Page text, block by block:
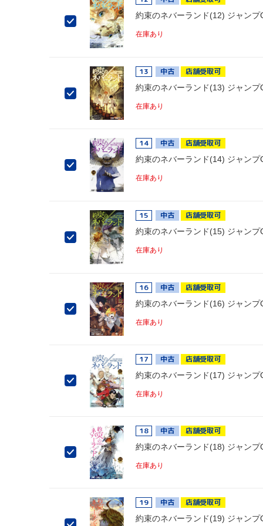
約束のネバーランド(12) ジャンプ
在庫あり
13 中古 店舗受取可
約束のネバーランド(13) ジャンプ
在庫あり
14 中古 店舗受取可
約束のネバーランド(14) ジャンプ
在庫あり
15 中古 店舗受取可
約束のネバーランド(15) ジャンプ
在庫あり
16 中古 店舗受取可
約束のネバーランド(16) ジャンプ
在庫あり
17 中古 店舗受取可
約束のネバーランド(17) ジャンプ
在庫あり
18 中古 店舗受取可
約束のネバーランド(18) ジャンプ
在庫あり
19 中古 店舗受取可
約束のネバーランド(19) ジャンプ